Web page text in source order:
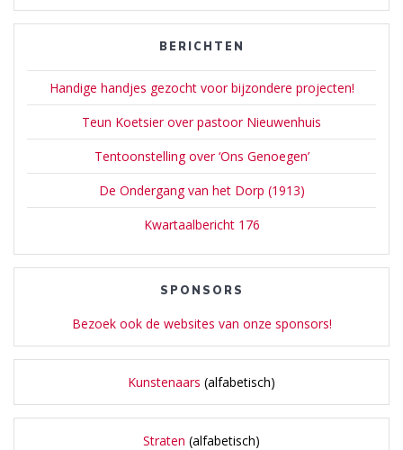
BERICHTEN
Handige handjes gezocht voor bijzondere projecten!
Teun Koetsier over pastoor Nieuwenhuis
Tentoonstelling over ‘Ons Genoegen’
De Ondergang van het Dorp (1913)
Kwartaalbericht 176
SPONSORS
Bezoek ook de websites van onze sponsors!
Kunstenaars (alfabetisch)
Straten (alfabetisch)